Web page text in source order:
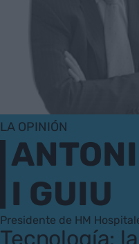
LA OPINIÓN
I GUIU
Presidente de HM
Tecnología: